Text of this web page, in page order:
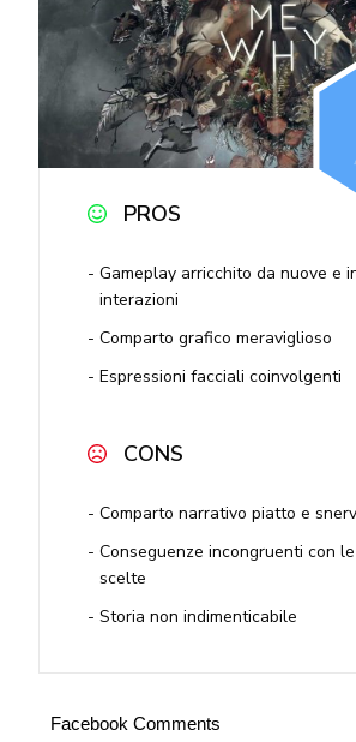
PROS
Gameplay arricchito da nuove e
interazioni
Comparto grafico meraviglioso
Espressioni facciali coinvolgenti
CONS
Comparto narrativo piatto e
Conseguenze incongruenti con
scelte
Storia non indimenticabile
Facebook Comments